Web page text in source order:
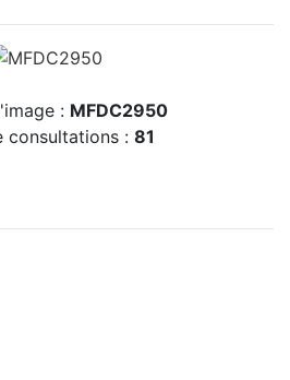
: MFDC2950
consultations : 81